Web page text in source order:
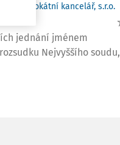
Law advokátní kancelář, s.r.o.
jednání jménem
Nejvyššího soudu,